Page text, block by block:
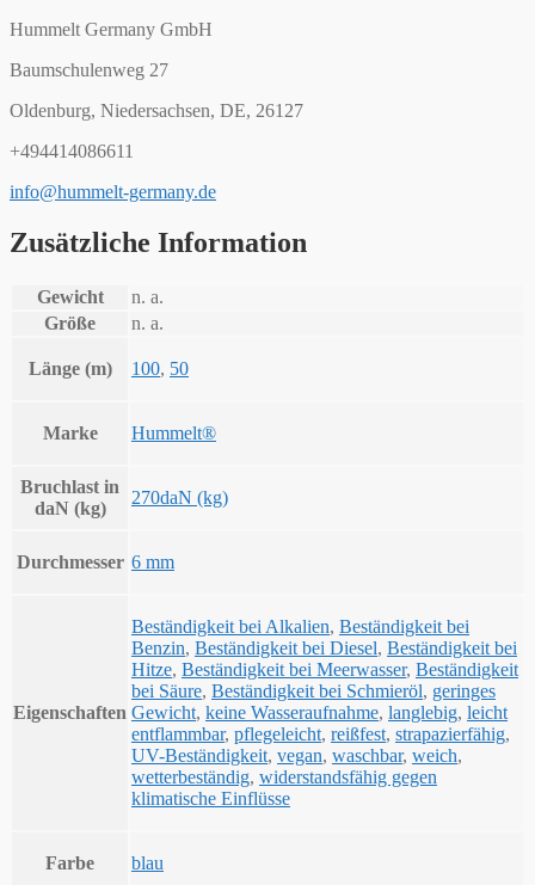
Hummelt Germany GmbH
Baumschulenweg 27
Oldenburg, Niedersachsen, DE, 26127
+494414086611
info@hummelt-germany.de
Zusätzliche Information
Gewicht
n. a.
Größe
n. a.
Länge (m) 100, 50
Marke Hummelt®
Bruchlast in
daN (kg)
270daN (kg)
Durchmesser 6 mm
Eigenschaften
Beständigkeit bei Alkalien, Beständigkeit bei
Benzin, Beständigkeit bei Diesel, Beständigkeit bei
Hitze, Beständigkeit bei Meerwasser, Beständigkeit
bei Säure, Beständigkeit bei Schmieröl, geringes
Gewicht, keine Wasseraufnahme, langlebig, leicht
entflammbar, pflegeleicht, reißfest, strapazierfähig,
UV-Beständigkeit, vegan, waschbar, weich,
wetterbeständig, widerstandsfähig gegen
klimatische Einflüsse
Farbe blau